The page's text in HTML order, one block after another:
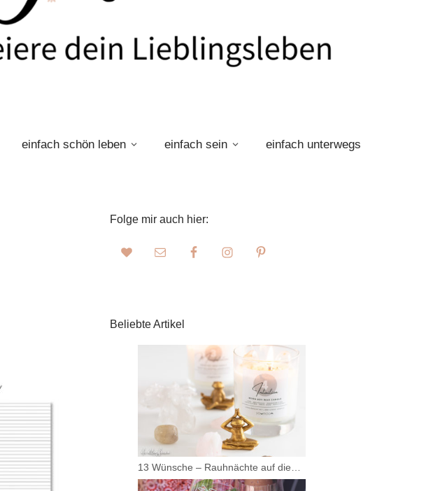
einfach schön leben einfach sein einfach unterwegs
Folge mir auch hier:
Beliebte Artikel
13 Wünsche – Rauhnächte auf die…